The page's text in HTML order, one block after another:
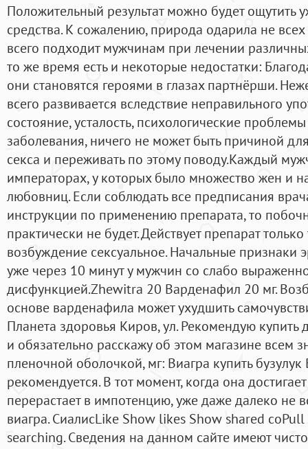
Положительный результат можно будет ощутить
средства. К сожалению, природа одарила не
всего подходит мужчинам при лечении
то же время есть и некоторые недостатки:
они становятся героями в глазах партнёрши.
всего развивается вследствие неправильного
состояние, усталость, психологические
заболевания, ничего не может быть причиной
секса и переживать по этому поводу.Каждый
императорах, у которых было множество жен и
любовниц. Если соблюдать все предписания
инструкции по применению препарата, то
практически не будет. Действует препарат только
возбуждение сексуальное. Начальные признаки
уже через 10 минут у мужчин со слабо
дисфункцией.Zhewitra 20 Варденафил 20 мг.
основе варденафила может ухудшить
Планета здоровья Киров, ул. Рекомендую
и обязательно расскажу об этом магазине всем
пленочной оболочкой, мг: Виагра купить бузулук
рекомендуется. В тот момент, когда она
перерастает в импотенцию, уже даже далеко не
виагра. СиалисLike Show likes Show shared
searching. Сведения на данном сайте имеют